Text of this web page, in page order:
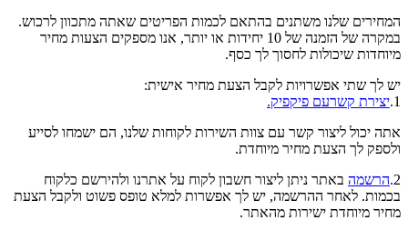
המחירים שלנו משתנים בהתאם לכמות הפריטים שאתה מתכוון לרכוש.
במקרה של הזמנה של 10 יחידות או יותר, אנו מספקים הצעות מחיר
מיוחדות שיכולות לחסוך לך כסף.
יש לך שתי אפשרויות לקבל הצעת מחיר אישית:
1. יצירת קשרעם פיקפיק.
אתה יכול ליצור קשר עם צוות השירות לקוחות שלנו, הם ישמחו לסייע
ולספק לך הצעת מחיר מיוחדת.
2. הרשמה באתר ניתן ליצור חשבון לקוח על אתרנו ולהירשם כלקוח
בכמות. לאחר ההרשמה, יש לך אפשרות למלא טופס פשוט ולקבל הצעת
מחיר מיוחדת ישירות מהאתר.